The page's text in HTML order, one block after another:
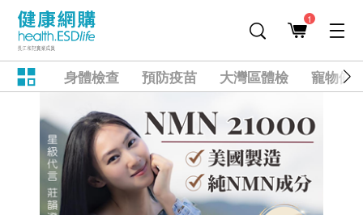
1
身體檢查 預防疫苗 大灣區體檢 寵物健